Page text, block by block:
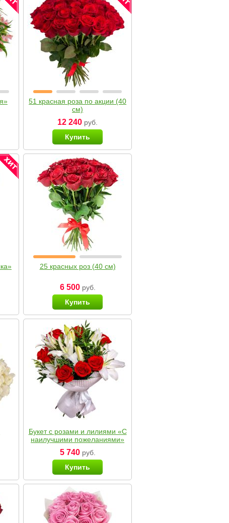
51 красная роза по акции (40
см)
12 240 руб.
Купить
25 красных роз (40 см)
6 500руб.
Купить
Букет с розами и лилиями «С
наилучшими пожеланиями»
5 740руб.
Купить